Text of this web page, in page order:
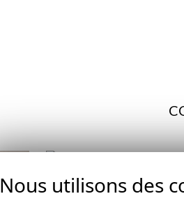
JEANS REGULAR | CLARO
34,95 € / 39,95 €
Nous utilisons des